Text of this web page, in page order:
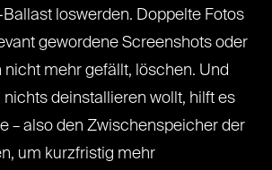
loswerden. Doppelte Fotos
gewordene Screenshots oder
nicht mehr gefällt, löschen. Und
deinstallieren wollt, hilft es
– also den Zwischenspeicher der
um kurzfristig mehr